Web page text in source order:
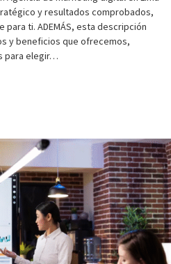
y resultados comprobados,
para ti. ADEMÁS, esta descripción
y beneficios que ofrecemos,
para elegir…